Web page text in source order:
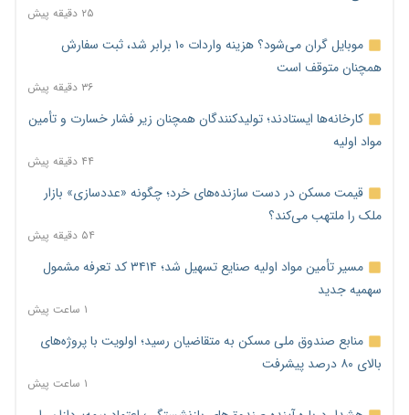
۲۵ دقیقه پیش
موبایل گران می‌شود؟ هزینه واردات ۱۰ برابر شد، ثبت سفارش
همچنان متوقف است
۳۶ دقیقه پیش
کارخانه‌ها ایستادند؛ تولیدکنندگان همچنان زیر فشار خسارت و تأمین
مواد اولیه
۴۴ دقیقه پیش
قیمت مسکن در دست سازنده‌های خرد؛ چگونه «عددسازی» بازار
ملک را ملتهب می‌کند؟
۵۴ دقیقه پیش
مسیر تأمین مواد اولیه صنایع تسهیل شد؛ ۳۴۱۴ کد تعرفه مشمول
سهمیه جدید
۱ ساعت پیش
منابع صندوق ملی مسکن به متقاضیان رسید؛ اولویت با پروژه‌های
بالای ۸۰ درصد پیشرفت
۱ ساعت پیش